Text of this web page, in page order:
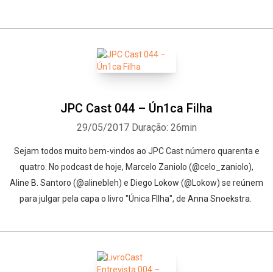
JPC Cast 044 – Ún1ca Filha
29/05/2017 Duração: 26min
Sejam todos muito bem-vindos ao JPC Cast número quarenta e
quatro. No podcast de hoje, Marcelo Zaniolo (@celo_zaniolo),
Aline B. Santoro (@alinebleh) e Diego Lokow (@Lokow) se reúnem
para julgar pela capa o livro "Única FIlha", de Anna Snoekstra.